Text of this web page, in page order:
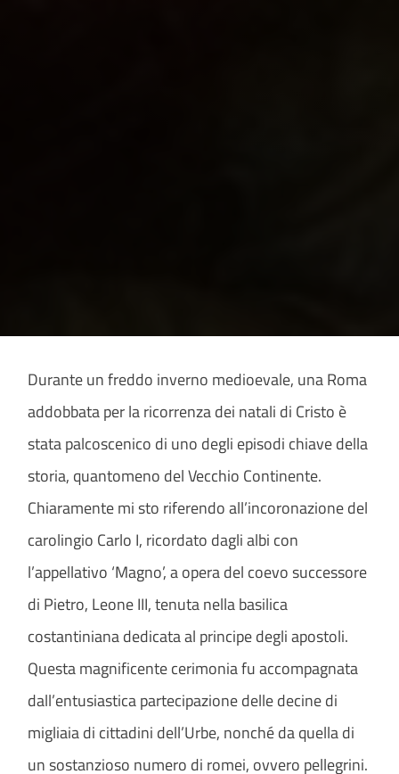
Durante un freddo inverno medioevale, una Roma
addobbata per la ricorrenza dei natali di Cristo è
stata palcoscenico di uno degli episodi chiave della
storia, quantomeno del Vecchio Continente.
Chiaramente mi sto riferendo all’incoronazione del
carolingio Carlo I, ricordato dagli albi con
l’appellativo ‘Magno’, a opera del coevo successore
di Pietro, Leone III, tenuta nella basilica
costantiniana dedicata al principe degli apostoli.
Questa magnificente cerimonia fu accompagnata
dall’entusiastica partecipazione delle decine di
migliaia di cittadini dell’Urbe, nonché da quella di
un sostanzioso numero di romei, ovvero pellegrini.